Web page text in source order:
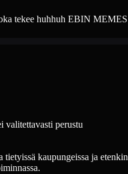
tekee huhhuh EBIN MEMES
valitettavasti perustu
kaupungeissa ja etenkin